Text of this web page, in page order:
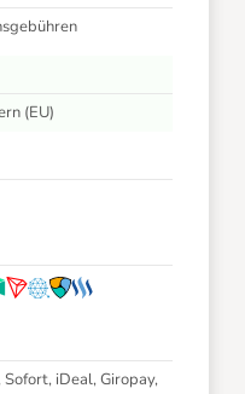
(EU)
iDeal, Giropay,